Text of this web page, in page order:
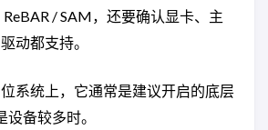
/ SAM，还要确认显卡、主
动都支持。
系统上，它通常是建议开启的底层
备较多时。